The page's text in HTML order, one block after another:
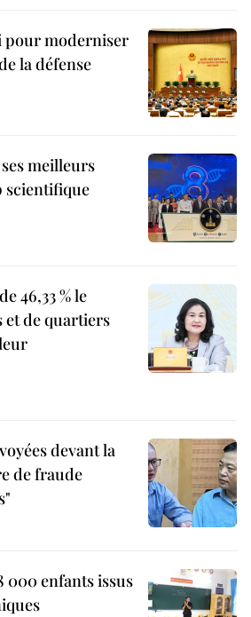
pour moderniser
la défense
meilleurs
scientifique
46,33 % le
et de quartiers
devant la
de fraude
000 enfants issus